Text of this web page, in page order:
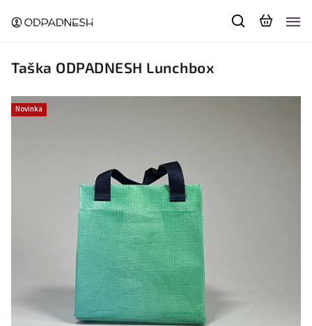
Taška ODPADNESH Lunchbox
Novinka